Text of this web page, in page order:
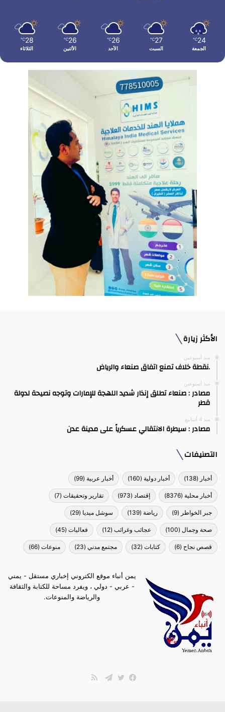
24
℃
الجمعة
27
℃
السبت
26
℃
الأحد
26
℃
الأثنين
28
℃
الثلاثاء
الأكثر زيارة
منذ أسبوعين
.نقطة خلاف تمنع اتفاق صنعاء والرياض
منذ أسبوعين
مصادر : صنعاء تطلق إنذار شديد اللهجة للإمارات وتوجه نصيحة لدولة
قطر
منذ 4 أسابيع
مصادر : سيطرة الانتقالي عسكرياً على مدينة عدن
التصنيفات
أخبار (138) أخبار دولية (160) أخبار عربية (99)
أخبار محلية (8376) إقتصاد (973) تقارير وتحقيقات (7)
جبر الخواطر (9) رياضة (139) سوشل ميديا (29)
صحة وجمال (100) عجائب وغرائب (12) فعاليات (45)
قصص نجاح (6) كتابات (32) مجتمع مدني (23) منوعات (66)
يمن أنباء موقع الكتروني إخباري مستقل - يمني
- عربي - دولي ، ويفرد مساحة للكتابة والثقافة
والرياضة والمنوعات.